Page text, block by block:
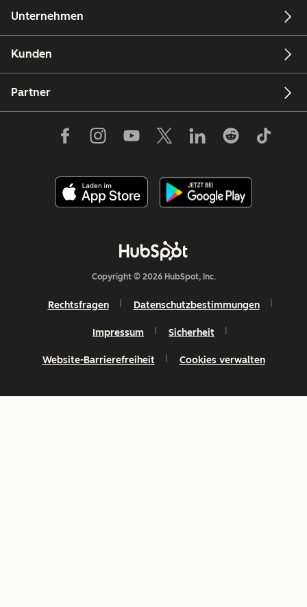
Unternehmen
Kunden
Partner
Copyright © 2026 HubSpot, Inc.
Rechtsfragen Datenschutzbestimmungen
Impressum Sicherheit
Website-Barrierefreiheit Cookies verwalten